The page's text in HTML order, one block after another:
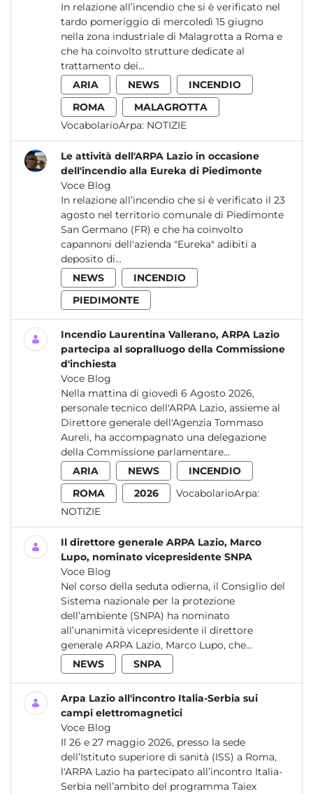
In relazione all’incendio che si è verificato nel
tardo pomeriggio di mercoledì 15 giugno
nella zona industriale di Malagrotta a Roma e
che ha coinvolto strutture dedicate al
trattamento dei...
ARIA
NEWS
INCENDIO
ROMA
MALAGROTTA
VocabolarioArpa: NOTIZIE
Le attività dell'ARPA Lazio in occasione
dell'incendio alla Eureka di Piedimonte
Voce Blog
In relazione all’incendio che si è verificato il 23
agosto nel territorio comunale di Piedimonte
San Germano (FR) e che ha coinvolto
capannoni dell'azienda "Eureka" adibiti a
deposito di...
NEWS
INCENDIO
PIEDIMONTE
Incendio Laurentina Vallerano, ARPA Lazio
partecipa al sopralluogo della Commissione
d'inchiesta
Voce Blog
Nella mattina di giovedì 6 Agosto 2026,
personale tecnico dell'ARPA Lazio, assieme al
Direttore generale dell'Agenzia Tommaso
Aureli, ha accompagnato una delegazione
della Commissione parlamentare...
ARIA
NEWS
INCENDIO
ROMA
2026
VocabolarioArpa:
NOTIZIE
Il direttore generale ARPA Lazio, Marco
Lupo, nominato vicepresidente SNPA
Voce Blog
Nel corso della seduta odierna, il Consiglio del
Sistema nazionale per la protezione
dell’ambiente (SNPA) ha nominato
all’unanimità vicepresidente il direttore
generale ARPA Lazio, Marco Lupo, che...
NEWS
SNPA
Arpa Lazio all'incontro Italia-Serbia sui
campi elettromagnetici
Voce Blog
Il 26 e 27 maggio 2026, presso la sede
dell’Istituto superiore di sanità (ISS) a Roma,
l'ARPA Lazio ha partecipato all’incontro Italia-
Serbia nell’ambito del programma Taiex